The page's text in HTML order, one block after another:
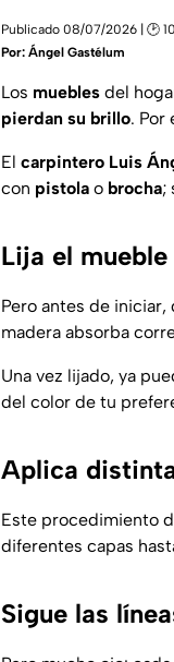
Publicado 08/07/2026 | 🕑
Por: Ángel Gastélum
Los muebles del
pierdan su brillo. Por
El carpintero Luis
con pistola o brocha;
Lija el
Pero antes de
madera absorba
Una vez lijado, ya
del color de tu
Aplica
Este procedimiento
diferentes capas
Sigue las